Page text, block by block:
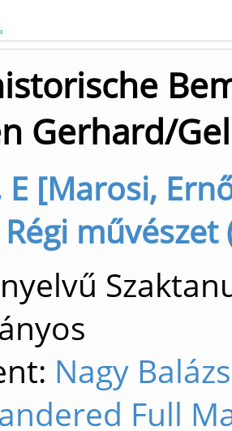
Gerhard/
E [Marosi,
művészet
Nagy
Full